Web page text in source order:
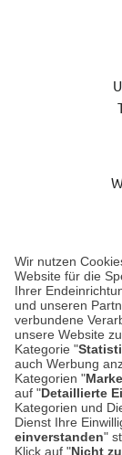
Wir nutzen
Website für die
Ihrer
und unseren
verbundene
unsere Website
Kategorie "
auch Werbung
Kategorien "
auf "Detaillierte
Kategorien und
Dienst Ihre
einverstanden"
Klick auf "Nicht
Montag